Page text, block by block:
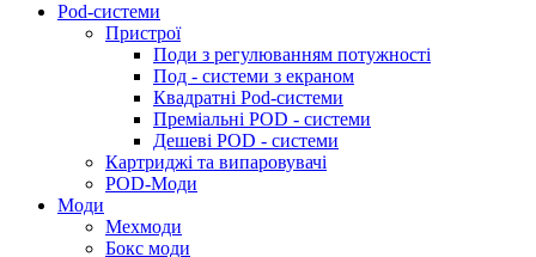
Pod-системи
Пристрої
Поди з регулюванням потужності
Под - системи з екраном
Квадратні Pod-системи
Преміальні POD - системи
Дешеві POD - системи
Картриджі та випаровувачі
POD-Моди
Моди
Мехмоди
Бокс моди